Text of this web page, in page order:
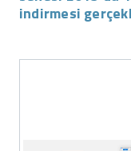
indirmesi